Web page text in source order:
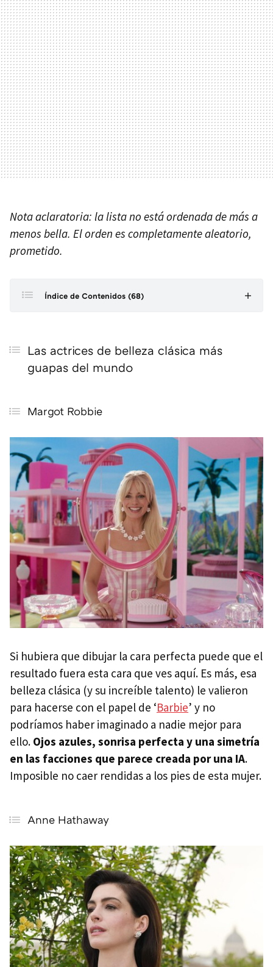
Nota aclaratoria: la lista no está ordenada de más a
menos bella. El orden es completamente aleatorio,
prometido.
Índice de Contenidos (68)
Margot Robbie
Anne Hathaway
Nicola Coughlan
Ana de Armas
Blake Lively
Scarlett Johansson
Emilia Clarke
Lupita Nyong'o
Gemma Chan
Actrices atractivas de una forma diferente
Gwendoline Christie
Jameela Jamil
Anya Taylor Joy
Mila Kunis
Zoë Kravitz
Jessica Chastain
Las actrices menores de 30 años más guapas de
Florence Pugh
Zendaya
Jenna Ortega
Sophie Turner
Hunter Schafer
Las actrices mayores de 50 años más guapas de
Hollywood
Las actrices de belleza clásica más
guapas del mundo
Margot Robbie
Si hubiera que dibujar la cara perfecta puede que el
resultado fuera esta cara que ves aquí. Es más, esa
belleza clásica (y su increíble talento) le valieron
para hacerse con el papel de ‘Barbie’ y no
podríamos haber imaginado a nadie mejor para
ello. Ojos azules, sonrisa perfecta y una simetría
en las facciones que parece creada por una IA.
Imposible no caer rendidas a los pies de esta mujer.
Anne Hathaway